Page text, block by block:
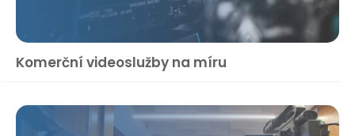
Komerční videoslužby na míru